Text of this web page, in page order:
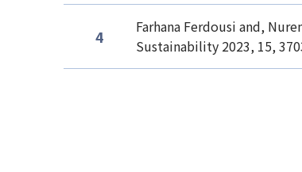
Farhana Ferdousi and,
Sustainability 2023, 15,